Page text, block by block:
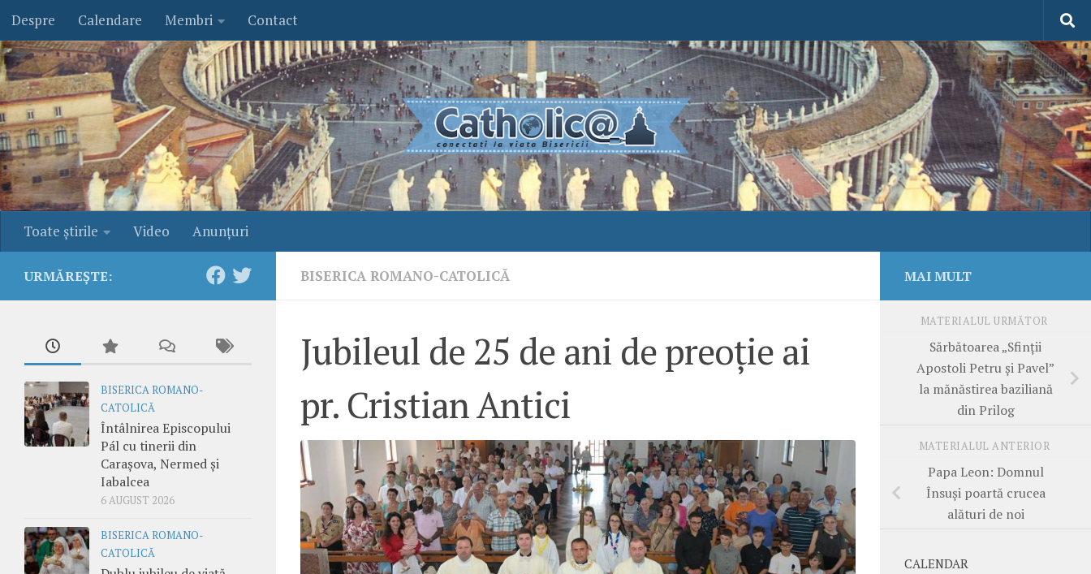
Skip to content
Despre Calendare Membri Contact
Toate ştirile Video Anunţuri
BISERICA ROMANO-CATOLICĂ
Jubileul de 25 de ani de preoție ai
pr. Cristian Antici
URMĂREȘTE:
BISERICA ROMANO-
CATOLICĂ
Întâlnirea Episcopului
Pál cu tinerii din
Carașova, Nermed și
Iabalcea
6 AUGUST 2026
BISERICA ROMANO-
CATOLICĂ
MAI MULT
MATERIALUL URMĂTOR
Sărbătoarea „Sfinții
Apostoli Petru și Pavel”
la mănăstirea baziliană
din Prilog
MATERIALUL ANTERIOR
Papa Leon: Domnul
Însuși poartă crucea
alături de noi
CALENDAR